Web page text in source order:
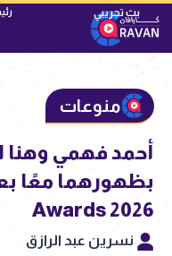
منوعات
أحمد فهمي وهنا
Awards 2026
نسرين عبد الرازق